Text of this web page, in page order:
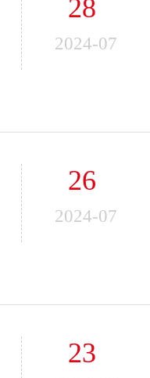
28
2024-07
26
2024-07
23